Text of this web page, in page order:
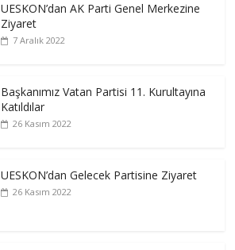
UESKON’dan AK Parti Genel Merkezine
Ziyaret
7 Aralık 2022
Başkanımız Vatan Partisi 11. Kurultayına
Katıldılar
26 Kasım 2022
UESKON’dan Gelecek Partisine Ziyaret
26 Kasım 2022